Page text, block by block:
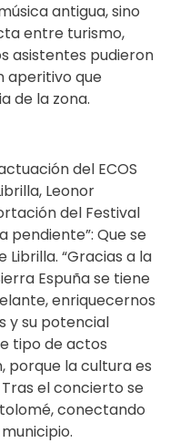
antigua, sino
entre turismo,
asistentes pudieron
aperitivo que
de la zona.
del ECOS
Leonor
del Festival
pendiente”: Que se
“Gracias a la
Espuña se tiene
enriquecernos
y su potencial
tipo de actos
porque la cultura es
el concierto se
conectando